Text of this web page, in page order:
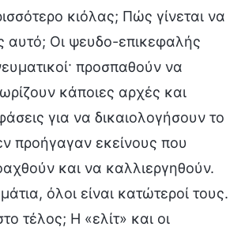
κιόλας; Πώς γίνεται να
αυτό; Οι ψευδο-επικεφαλής
προσπαθούν να
κάποιες αρχές και
για να δικαιολογήσουν το
προήγαγαν εκείνους που
και να καλλιεργηθούν.
όλοι είναι κατώτεροί τους.
τέλος; Η «ελίτ» και οι